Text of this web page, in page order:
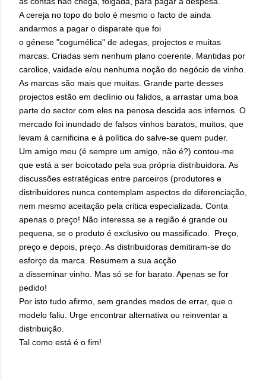
A cereja no topo do bolo é mesmo o facto de ainda
andarmos a pagar o disparate que foi
o génese "cogumélica" de adegas, projectos e muitas
marcas. Criadas sem nenhum plano coerente. Mantidas por
carolice, vaidade e/ou nenhuma noção do negócio de vinho.
As marcas são mais que muitas. Grande parte desses
projectos estão em declínio ou falidos, a arrastar uma boa
parte do sector com eles na penosa descida aos infernos. O
mercado foi inundado de falsos vinhos baratos, muitos, que
levam à carnificina e à política do salve-se quem puder.
Um amigo meu (é sempre um amigo, não é?) contou-me
que está a ser boicotado pela sua própria distribuidora. As
discussões estratégicas entre parceiros (produtores e
distribuidores nunca contemplam aspectos de diferenciação,
nem mesmo aceitação pela critica especializada. Conta
apenas o preço! Não interessa se a região é grande ou
pequena, se o produto é exclusivo ou massificado. Preço,
preço e depois, preço. As distribuidoras demitiram-se do
esforço da marca. Resumem a sua acção
a disseminar vinho. Mas só se for barato. Apenas se for
pedido!
Por isto tudo afirmo, sem grandes medos de errar, que o
modelo faliu. Urge encontrar alternativa ou reinventar a
distribuição.
Tal como está é o fim!